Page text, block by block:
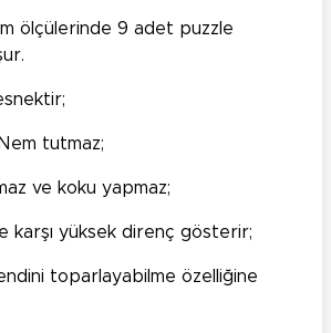
ölçülerinde 9 adet puzzle
tutmaz;
ve koku yapmaz;
karşı yüksek direnç gösterir;
toparlayabilme özelliğine